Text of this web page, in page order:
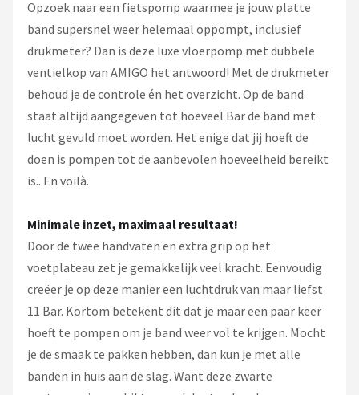
Opzoek naar een fietspomp waarmee je jouw platte
band supersnel weer helemaal oppompt, inclusief
drukmeter? Dan is deze luxe vloerpomp met dubbele
ventielkop van AMIGO het antwoord! Met de drukmeter
behoud je de controle én het overzicht. Op de band
staat altijd aangegeven tot hoeveel Bar de band met
lucht gevuld moet worden. Het enige dat jij hoeft de
doen is pompen tot de aanbevolen hoeveelheid bereikt
is.. En voilà.
Minimale inzet, maximaal resultaat!
Door de twee handvaten en extra grip op het
voetplateau zet je gemakkelijk veel kracht. Eenvoudig
creëer je op deze manier een luchtdruk van maar liefst
11 Bar. Kortom betekent dit dat je maar een paar keer
hoeft te pompen om je band weer vol te krijgen. Mocht
je de smaak te pakken hebben, dan kun je met alle
banden in huis aan de slag. Want deze zwarte